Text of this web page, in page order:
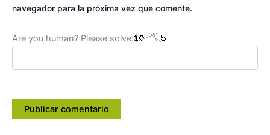
navegador para la próxima vez que comente.
Are you human? Please solve: